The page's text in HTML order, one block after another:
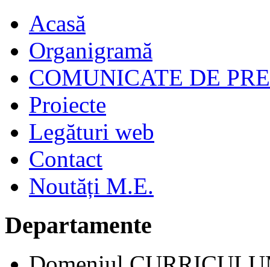
Acasă
Organigramă
COMUNICATE DE
Proiecte
Legături web
Contact
Noutăți M.E.
Departamente